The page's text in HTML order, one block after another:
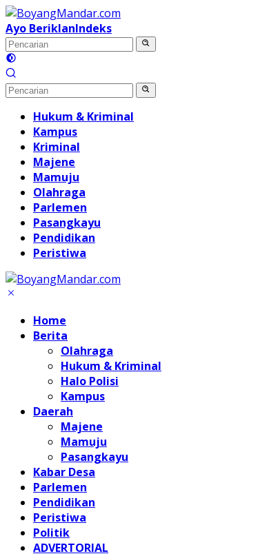
Langsung
ke
konten
Ayo BeriklanIndeks
Hukum & Kriminal
Kampus
Kriminal
Majene
Mamuju
Olahraga
Parlemen
Pasangkayu
Pendidikan
Peristiwa
Home
Berita
Olahraga
Hukum & Kriminal
Halo Polisi
Kampus
Daerah
Majene
Mamuju
Pasangkayu
Kabar Desa
Parlemen
Pendidikan
Peristiwa
Politik
ADVERTORIAL